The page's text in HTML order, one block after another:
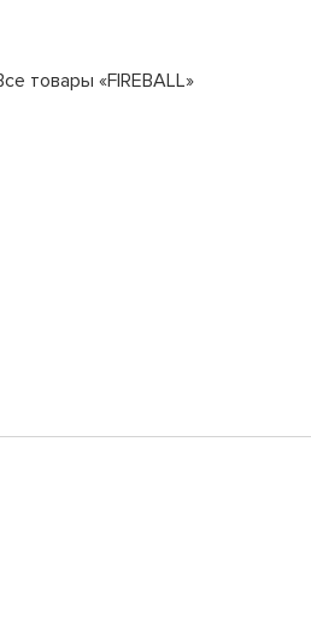
товары «FIREBALL»